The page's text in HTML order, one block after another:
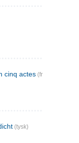
cinq actes (fransk)
(tysk)